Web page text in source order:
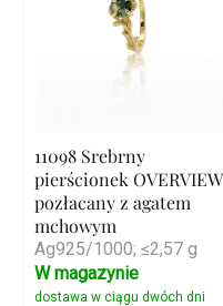
11098 Srebrny
pierścionek OVERVIEW
pozłacany z agatem
mchowym
Ag925/1000; ≤2,57 g
W magazynie